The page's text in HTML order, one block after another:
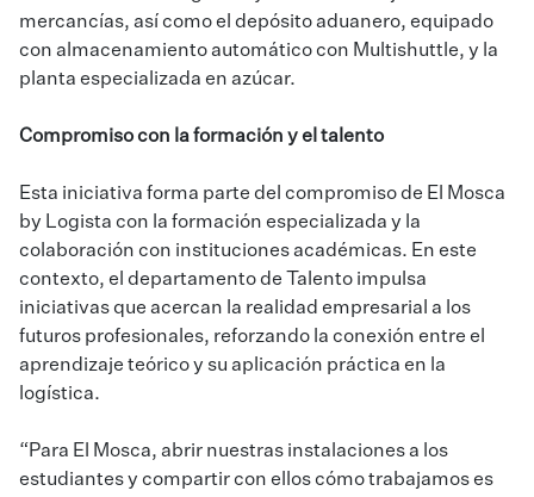
mercancías, así como el depósito aduanero, equipado
con almacenamiento automático con Multishuttle, y la
planta especializada en azúcar.
Compromiso con la formación y el talento
Esta iniciativa forma parte del compromiso de El Mosca
by Logista con la formación especializada y la
colaboración con instituciones académicas. En este
contexto, el departamento de Talento impulsa
iniciativas que acercan la realidad empresarial a los
futuros profesionales, reforzando la conexión entre el
aprendizaje teórico y su aplicación práctica en la
logística.
“Para El Mosca, abrir nuestras instalaciones a los
estudiantes y compartir con ellos cómo trabajamos es